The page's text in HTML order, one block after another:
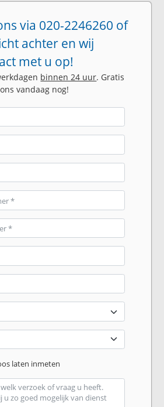
via 020-2246260 of
achter en wij
met u op!
binnen 24 uur. Gratis
vandaag nog!
laten inmeten